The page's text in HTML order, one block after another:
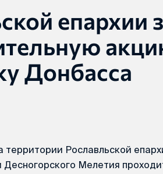
епархии
Донбасса
территории Рославльской
Десногорского Мелетия